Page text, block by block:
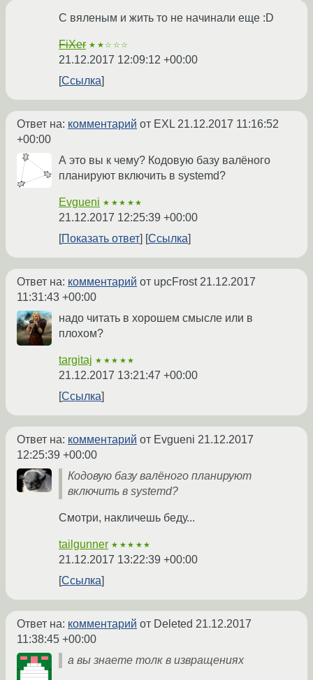
С вяленым и жить то не начинали еще :D
FiXer ★★☆☆☆
21.12.2017 12:09:12 +00:00
Ссылка
Ответ на: комментарий от EXL21.12.2017 11:16:52
+00:00
А это вы к чему? Кодовую базу валёного
планируют включить в systemd?
Evgueni ★★★★★
21.12.2017 12:25:39 +00:00
Показать ответ
Ссылка
Ответ на: комментарий от upcFrost21.12.2017
11:31:43 +00:00
надо читать в хорошем смысле или в
плохом?
targitaj ★★★★★
21.12.2017 13:21:47 +00:00
Ссылка
Ответ на: комментарий от Evgueni 21.12.2017
12:25:39 +00:00
Кодовую базу валёного планируют
включить в systemd?
Смотри, накличешь беду...
tailgunner ★★★★★
21.12.2017 13:22:39 +00:00
Ссылка
Ответ на: комментарий от Deleted 21.12.2017
11:38:45 +00:00
а вы знаете толк в извращениях